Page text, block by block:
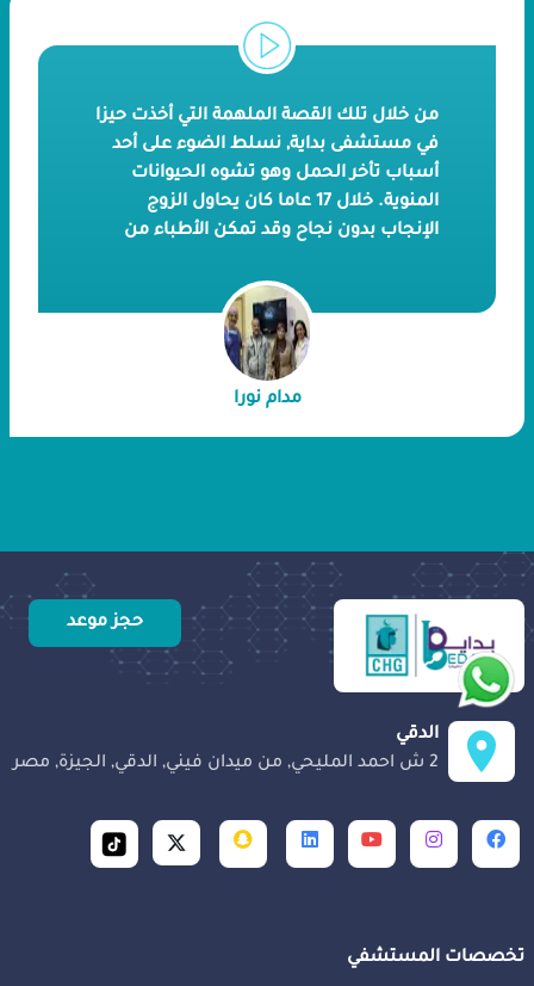
من خلال تلك القصة الملهمة التي أخذت حيزا
في مستشفى بداية, نسلط الضوء على أحد
أسباب تأخر الحمل وهو تشوه الحيوانات
المنوية. خلال 17 عاما كان يحاول الزوج
الإنجاب بدون نجاح وقد تمكن الأطباء من
مباشرة من الخصية وإستخدامها في عملية
الحقن المجهري. توفر بداية جميع الخدمات و
التقنيات الطبية التي ترفع من نسبة نجاح
عمليات الإخصاب المساعد. لنستمع إلى
تفاصيل رحلة الإنجاب التي ترويها لنا مدام
مدام نورا
حجز موعد
الدقي
2 ش احمد المليحي, من ميدان فيني, الدقي, الجيزة, مصر
تخصصات المستشفي